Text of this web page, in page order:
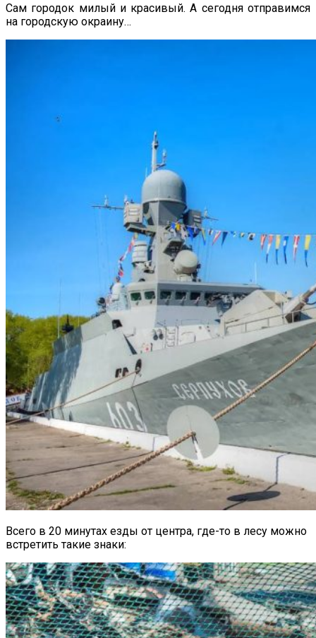
Сам городок милый и красивый. А сегодня отправимся
на городскую окраину…
Всего в 20 минутах езды от центра, где-то в лесу можно
встретить такие знаки: